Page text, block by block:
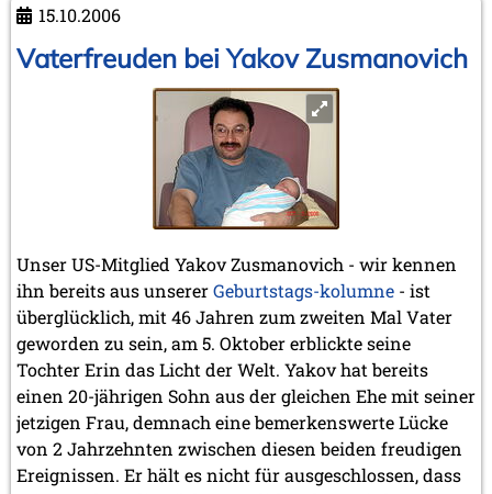
15.10.2006
Vaterfreuden bei Yakov Zusmanovich
Unser US-Mitglied Yakov Zusmanovich - wir kennen
ihn bereits aus unsererGeburtstags-kolumne - ist
überglücklich, mit 46 Jahren zum zweiten Mal Vater
geworden zu sein, am 5. Oktober erblickte seine
Tochter Erin das Licht der Welt. Yakov hat bereits
einen 20-jährigen Sohn aus der gleichen Ehe mit seiner
jetzigen Frau, demnach eine bemerkenswerte Lücke
von 2 Jahrzehnten zwischen diesen beiden freudigen
Ereignissen. Er hält es nicht für ausgeschlossen, dass